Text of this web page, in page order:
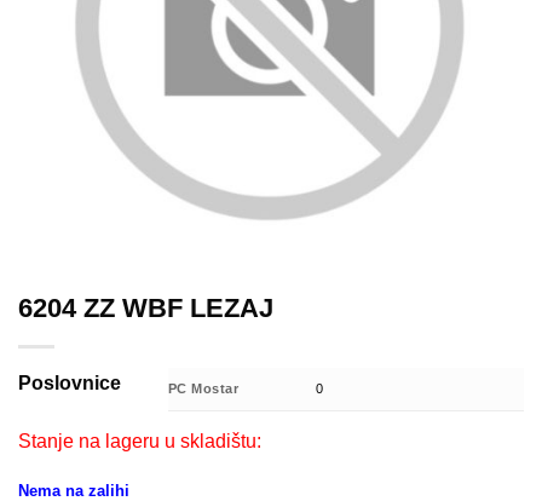
6204 ZZ WBF LEZAJ
Poslovnice PC Mostar 0
Stanje na lageru u skladištu:
Nema na zalihi